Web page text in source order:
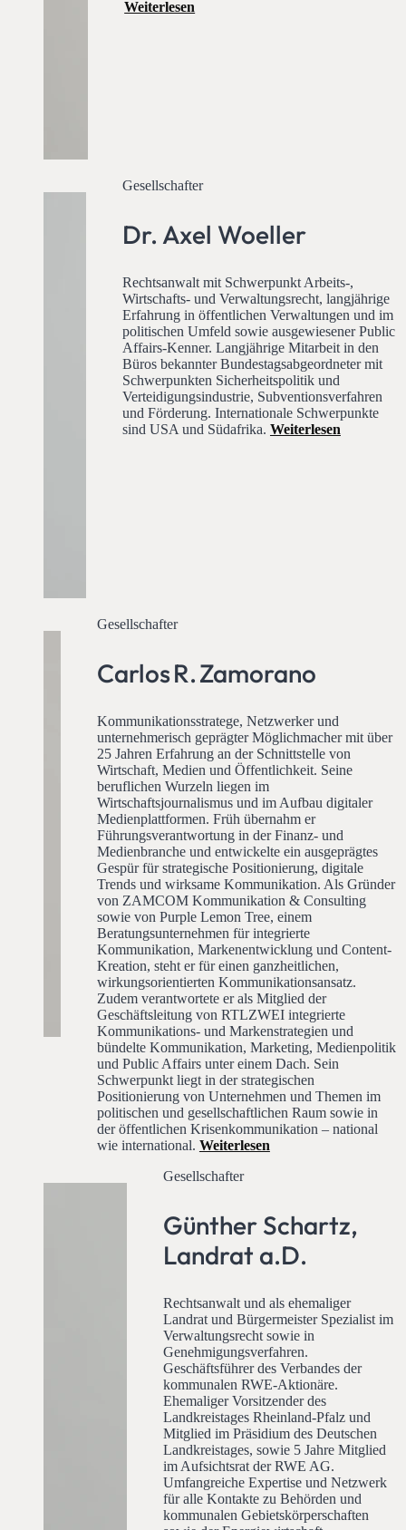
Weiterlesen
Gesellschafter
Dr. Axel Woeller
Rechtsanwalt mit Schwerpunkt Arbeits-,
Wirtschafts- und Verwaltungsrecht, langjährige
Erfahrung in öffentlichen Verwaltungen und im
politischen Umfeld sowie ausgewiesener Public
Affairs-Kenner. Langjährige Mitarbeit in den
Büros bekannter Bundestagsabgeordneter mit
Schwerpunkten Sicherheitspolitik und
Verteidigungsindustrie, Subventionsverfahren
und Förderung. Internationale Schwerpunkte
sind USA und Südafrika. Weiterlesen
Gesellschafter
Carlos R. Zamorano
Kommunikationsstratege, Netzwerker und
unternehmerisch geprägter Möglichmacher mit über
25 Jahren Erfahrung an der Schnittstelle von
Wirtschaft, Medien und Öffentlichkeit. Seine
beruflichen Wurzeln liegen im
Wirtschaftsjournalismus und im Aufbau digitaler
Medienplattformen. Früh übernahm er
Führungsverantwortung in der Finanz- und
Medienbranche und entwickelte ein ausgeprägtes
Gespür für strategische Positionierung, digitale
Trends und wirksame Kommunikation. Als Gründer
von ZAMCOM Kommunikation & Consulting
sowie von Purple Lemon Tree, einem
Beratungsunternehmen für integrierte
Kommunikation, Markenentwicklung und Content-
Kreation, steht er für einen ganzheitlichen,
wirkungsorientierten Kommunikationsansatz.
Zudem verantwortete er als Mitglied der
Geschäftsleitung von RTLZWEI integrierte
Kommunikations- und Markenstrategien und
bündelte Kommunikation, Marketing, Medienpolitik
und Public Affairs unter einem Dach. Sein
Schwerpunkt liegt in der strategischen
Positionierung von Unternehmen und Themen im
politischen und gesellschaftlichen Raum sowie in
der öffentlichen Krisenkommunikation – national
wie international. Weiterlesen
Gesellschafter
Günther Schartz,
Landrat a.D.
Rechtsanwalt und als ehemaliger
Landrat und Bürgermeister Spezialist im
Verwaltungsrecht sowie in
Genehmigungsverfahren.
Geschäftsführer des Verbandes der
kommunalen RWE-Aktionäre.
Ehemaliger Vorsitzender des
Landkreistages Rheinland-Pfalz und
Mitglied im Präsidium des Deutschen
Landkreistages, sowie 5 Jahre Mitglied
im Aufsichtsrat der RWE AG.
Umfangreiche Expertise und Netzwerk
für alle Kontakte zu Behörden und
kommunalen Gebietskörperschaften